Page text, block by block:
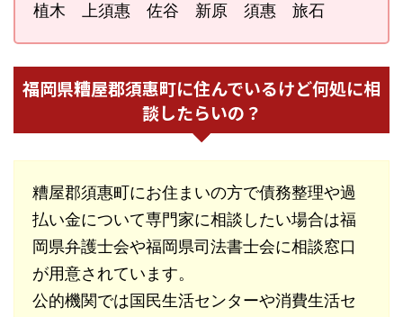
植木 上須惠 佐谷 新原 須惠 旅石
福岡県糟屋郡須惠町に住んでいるけど何処に相
談したらいの？
糟屋郡須惠町にお住まいの方で債務整理や過
払い金について専門家に相談したい場合は福
岡県弁護士会や福岡県司法書士会に相談窓口
が用意されています。
公的機関では国民生活センターや消費生活セ